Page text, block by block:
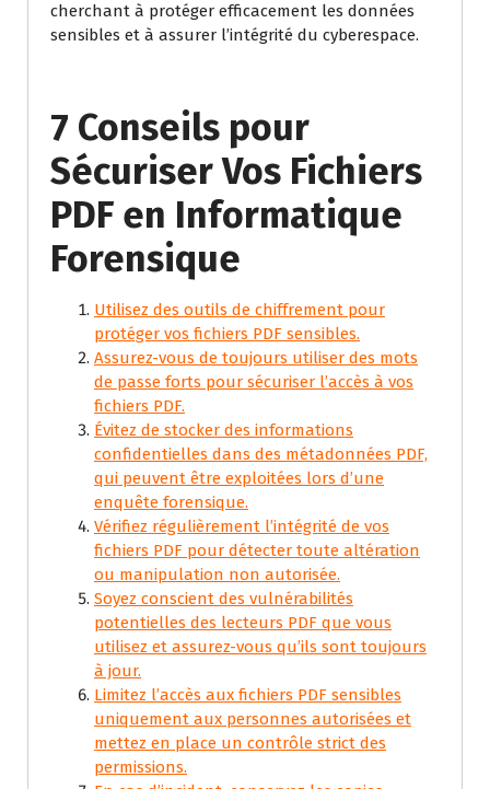
cherchant à protéger efficacement les données
sensibles et à assurer l’intégrité du cyberespace.
7 Conseils pour
Sécuriser Vos Fichiers
PDF en Informatique
Forensique
Utilisez des outils de chiffrement pour
protéger vos fichiers PDF sensibles.
Assurez-vous de toujours utiliser des mots
de passe forts pour sécuriser l’accès à vos
fichiers PDF.
Évitez de stocker des informations
confidentielles dans des métadonnées PDF,
qui peuvent être exploitées lors d’une
enquête forensique.
Vérifiez régulièrement l’intégrité de vos
fichiers PDF pour détecter toute altération
ou manipulation non autorisée.
Soyez conscient des vulnérabilités
potentielles des lecteurs PDF que vous
utilisez et assurez-vous qu’ils sont toujours
à jour.
Limitez l’accès aux fichiers PDF sensibles
uniquement aux personnes autorisées et
mettez en place un contrôle strict des
permissions.